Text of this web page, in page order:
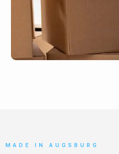
MADE IN AUGSBURG